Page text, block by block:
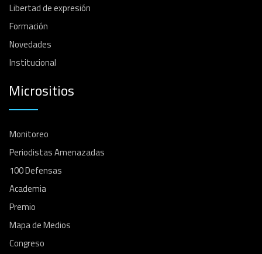
Libertad de expresión
Formación
Novedades
Institucional
Micrositios
Monitoreo
Periodistas Amenazadas
100 Defensas
Academia
Premio
Mapa de Medios
Congreso